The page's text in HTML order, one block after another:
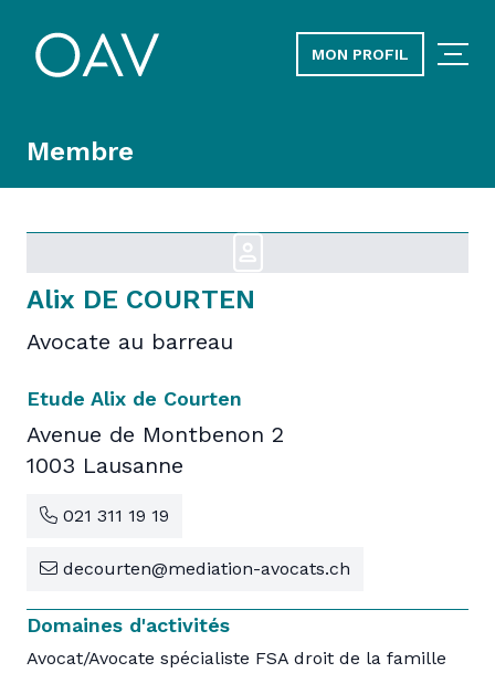
MON PROFIL
Membre
Alix DE COURTEN
Avocate au barreau
Etude Alix de Courten
Avenue de Montbenon 2
1003 Lausanne
021 311 19 19
decourten@mediation-avocats.ch
Domaines d'activités
Avocat/Avocate spécialiste FSA droit de la famille